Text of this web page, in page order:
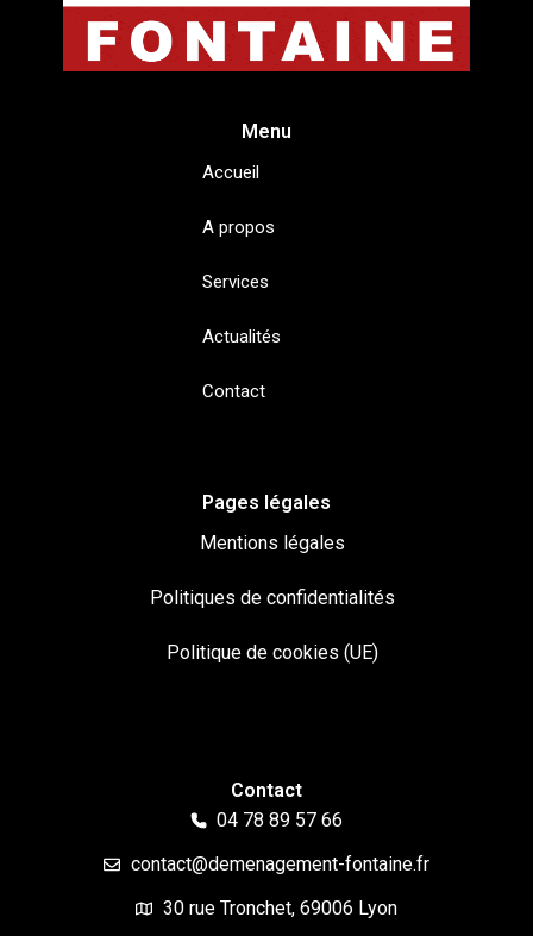
Menu
Accueil
A propos
Services
Actualités
Contact
Pages légales
Mentions légales
Politiques de confidentialités
Politique de cookies (UE)
Contact
04 78 89 57 66
contact@demenagement-fontaine.fr
30 rue Tronchet, 69006 Lyon